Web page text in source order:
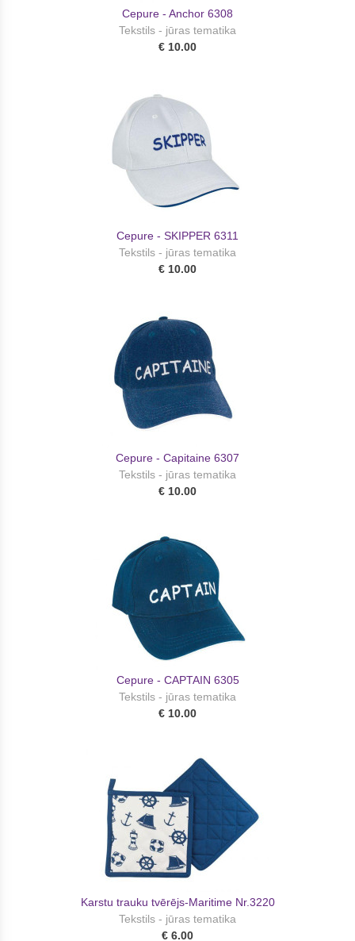
Cepure - Anchor 6308
Tekstils - jūras tematika
€ 10.00
Cepure - SKIPPER 6311
Tekstils - jūras tematika
€ 10.00
Cepure - Capitaine 6307
Tekstils - jūras tematika
€ 10.00
Cepure - CAPTAIN 6305
Tekstils - jūras tematika
€ 10.00
Karstu trauku tvērējs-Maritime Nr.3220
Tekstils - jūras tematika
€ 6.00